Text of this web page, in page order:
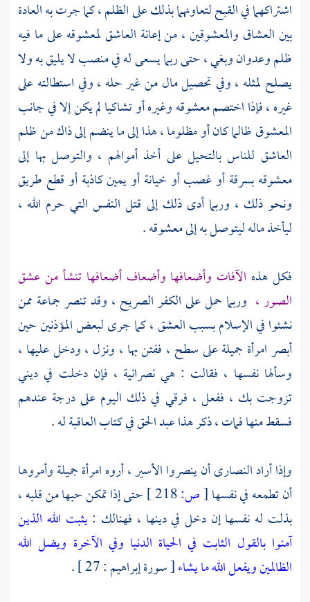
اشتراكهما في القبح لتعاونهما بذلك على الظلم ، كما جرت به العادة
بين العشاق والمعشوقين ، من إعانة العاشق لمعشوقه على ما فيه
ظلم وعدوان وبغي ، حتى ربما يسعى له في منصب لا يليق به ولا
يصلح لمثله ، وفي تحصيل مال من غير حله ، وفي استطالته على
غيره ، فإذا اختصم معشوقه وغيره أو تشاكيا لم يكن إلا في جانب
المعشوق ظالما كان أو مظلوما ، هذا إلى ما ينضم إلى ذاك من ظلم
العاشق للناس بالتحيل على أخذ أموالهم ، والتوصل بها إلى
معشوقه بسرقة أو غصب أو خيانة أو يمين كاذبة أو قطع طريق
ونحو ذلك ، وربما أدى ذلك إلى قتل النفس التي حرم الله ،
ليأخذ ماله ليتوصل به إلى معشوقه .
فكل هذه الآفات وأضعافها وأضعاف أضعافها تنشأ من عشق
الصور ، وربما حمل على الكفر الصريح ، وقد تنصر جماعة ممن
نشئوا في الإسلام بسبب العشق ، كما جرى لبعض المؤذنين حين
أبصر امرأة جميلة على سطح ، ففتن بها ، ونزل ، ودخل عليها ،
وسألها نفسها ، فقالت : هي نصرانية ، فإن دخلت في ديني
تزوجت بك ، ففعل ، فرقي في ذلك اليوم على درجة عندهم
فسقط منها فمات ، ذكر هذا عبد الحق في كتاب العاقبة له .
وإذا أرادالنصارىأن ينصروا الأسير ، أروه امرأة جميلة وأمروها
أن تطمعه في نفسها[ص:
حتى إذا تمكن حبها من قلبه ،
بذلت له نفسها إن دخل في دينها ، فهنالك :يثبت الله الذين
آمنوا بالقول الثابت في الحياة الدنيا وفي الآخرة ويضل الله
الظالمين ويفعل الله ما يشاء[ سورة إبراهيم : 27 ] .